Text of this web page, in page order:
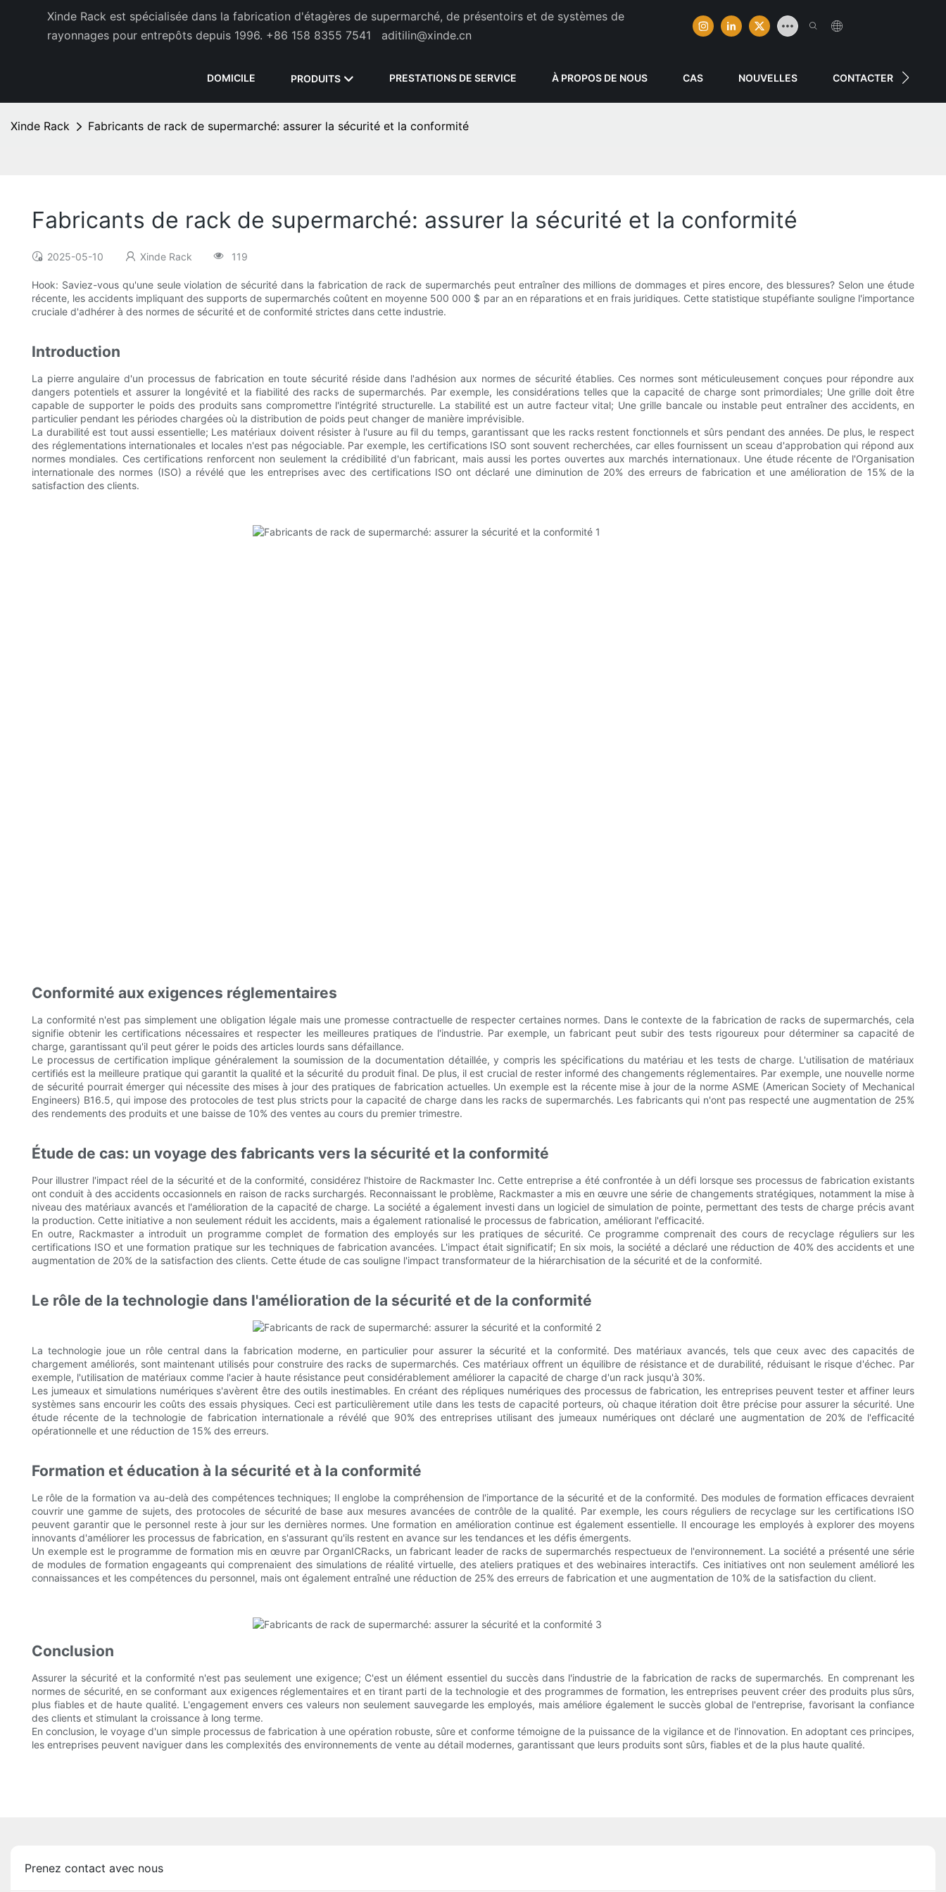
Xinde Rack est spécialisée dans la fabrication d'étagères de supermarché, de présentoirs et de systèmes de
rayonnages pour entrepôts depuis 1996. +86 158 8355 7541 aditilin@xinde.cn
DOMICILE PRODUITS PRESTATIONS DE SERVICE À PROPOS DE NOUS CAS NOUVELLES CONTACTER
Xinde Rack Fabricants de rack de supermarché: assurer la sécurité et la conformité
Fabricants de rack de supermarché: assurer la sécurité et la conformité
2025-05-10 Xinde Rack 119
Hook: Saviez-vous qu'une seule violation de sécurité dans la fabrication de rack de supermarchés peut entraîner des millions de dommages et pires encore, des blessures? Selon une étude
récente, les accidents impliquant des supports de supermarchés coûtent en moyenne 500 000 $ par an en réparations et en frais juridiques. Cette statistique stupéfiante souligne l'importance
cruciale d'adhérer à des normes de sécurité et de conformité strictes dans cette industrie.
Introduction
La pierre angulaire d'un processus de fabrication en toute sécurité réside dans l'adhésion aux normes de sécurité établies. Ces normes sont méticuleusement conçues pour répondre aux
dangers potentiels et assurer la longévité et la fiabilité des racks de supermarchés. Par exemple, les considérations telles que la capacité de charge sont primordiales; Une grille doit être
capable de supporter le poids des produits sans compromettre l'intégrité structurelle. La stabilité est un autre facteur vital; Une grille bancale ou instable peut entraîner des accidents, en
particulier pendant les périodes chargées où la distribution de poids peut changer de manière imprévisible.
La durabilité est tout aussi essentielle; Les matériaux doivent résister à l'usure au fil du temps, garantissant que les racks restent fonctionnels et sûrs pendant des années. De plus, le respect
des réglementations internationales et locales n'est pas négociable. Par exemple, les certifications ISO sont souvent recherchées, car elles fournissent un sceau d'approbation qui répond aux
normes mondiales. Ces certifications renforcent non seulement la crédibilité d'un fabricant, mais aussi les portes ouvertes aux marchés internationaux. Une étude récente de l'Organisation
internationale des normes (ISO) a révélé que les entreprises avec des certifications ISO ont déclaré une diminution de 20% des erreurs de fabrication et une amélioration de 15% de la
satisfaction des clients.
Conformité aux exigences réglementaires
La conformité n'est pas simplement une obligation légale mais une promesse contractuelle de respecter certaines normes. Dans le contexte de la fabrication de racks de supermarchés, cela
signifie obtenir les certifications nécessaires et respecter les meilleures pratiques de l'industrie. Par exemple, un fabricant peut subir des tests rigoureux pour déterminer sa capacité de
charge, garantissant qu'il peut gérer le poids des articles lourds sans défaillance.
Le processus de certification implique généralement la soumission de la documentation détaillée, y compris les spécifications du matériau et les tests de charge. L'utilisation de matériaux
certifiés est la meilleure pratique qui garantit la qualité et la sécurité du produit final. De plus, il est crucial de rester informé des changements réglementaires. Par exemple, une nouvelle norme
de sécurité pourrait émerger qui nécessite des mises à jour des pratiques de fabrication actuelles. Un exemple est la récente mise à jour de la norme ASME (American Society of Mechanical
Engineers) B16.5, qui impose des protocoles de test plus stricts pour la capacité de charge dans les racks de supermarchés. Les fabricants qui n'ont pas respecté une augmentation de 25%
des rendements des produits et une baisse de 10% des ventes au cours du premier trimestre.
Étude de cas: un voyage des fabricants vers la sécurité et la conformité
Pour illustrer l'impact réel de la sécurité et de la conformité, considérez l'histoire de Rackmaster Inc. Cette entreprise a été confrontée à un défi lorsque ses processus de fabrication existants
ont conduit à des accidents occasionnels en raison de racks surchargés. Reconnaissant le problème, Rackmaster a mis en œuvre une série de changements stratégiques, notamment la mise à
niveau des matériaux avancés et l'amélioration de la capacité de charge. La société a également investi dans un logiciel de simulation de pointe, permettant des tests de charge précis avant
la production. Cette initiative a non seulement réduit les accidents, mais a également rationalisé le processus de fabrication, améliorant l'efficacité.
En outre, Rackmaster a introduit un programme complet de formation des employés sur les pratiques de sécurité. Ce programme comprenait des cours de recyclage réguliers sur les
certifications ISO et une formation pratique sur les techniques de fabrication avancées. L'impact était significatif; En six mois, la société a déclaré une réduction de 40% des accidents et une
augmentation de 20% de la satisfaction des clients. Cette étude de cas souligne l'impact transformateur de la hiérarchisation de la sécurité et de la conformité.
Le rôle de la technologie dans l'amélioration de la sécurité et de la conformité
La technologie joue un rôle central dans la fabrication moderne, en particulier pour assurer la sécurité et la conformité. Des matériaux avancés, tels que ceux avec des capacités de
chargement améliorés, sont maintenant utilisés pour construire des racks de supermarchés. Ces matériaux offrent un équilibre de résistance et de durabilité, réduisant le risque d'échec. Par
exemple, l'utilisation de matériaux comme l'acier à haute résistance peut considérablement améliorer la capacité de charge d'un rack jusqu'à 30%.
Les jumeaux et simulations numériques s'avèrent être des outils inestimables. En créant des répliques numériques des processus de fabrication, les entreprises peuvent tester et affiner leurs
systèmes sans encourir les coûts des essais physiques. Ceci est particulièrement utile dans les tests de capacité porteurs, où chaque itération doit être précise pour assurer la sécurité. Une
étude récente de la technologie de fabrication internationale a révélé que 90% des entreprises utilisant des jumeaux numériques ont déclaré une augmentation de 20% de l'efficacité
opérationnelle et une réduction de 15% des erreurs.
Formation et éducation à la sécurité et à la conformité
Le rôle de la formation va au-delà des compétences techniques; Il englobe la compréhension de l'importance de la sécurité et de la conformité. Des modules de formation efficaces devraient
couvrir une gamme de sujets, des protocoles de sécurité de base aux mesures avancées de contrôle de la qualité. Par exemple, les cours réguliers de recyclage sur les certifications ISO
peuvent garantir que le personnel reste à jour sur les dernières normes. Une formation en amélioration continue est également essentielle. Il encourage les employés à explorer des moyens
innovants d'améliorer les processus de fabrication, en s'assurant qu'ils restent en avance sur les tendances et les défis émergents.
Un exemple est le programme de formation mis en œuvre par OrganICRacks, un fabricant leader de racks de supermarchés respectueux de l'environnement. La société a présenté une série
de modules de formation engageants qui comprenaient des simulations de réalité virtuelle, des ateliers pratiques et des webinaires interactifs. Ces initiatives ont non seulement amélioré les
connaissances et les compétences du personnel, mais ont également entraîné une réduction de 25% des erreurs de fabrication et une augmentation de 10% de la satisfaction du client.
Conclusion
Assurer la sécurité et la conformité n'est pas seulement une exigence; C'est un élément essentiel du succès dans l'industrie de la fabrication de racks de supermarchés. En comprenant les
normes de sécurité, en se conformant aux exigences réglementaires et en tirant parti de la technologie et des programmes de formation, les entreprises peuvent créer des produits plus sûrs,
plus fiables et de haute qualité. L'engagement envers ces valeurs non seulement sauvegarde les employés, mais améliore également le succès global de l'entreprise, favorisant la confiance
des clients et stimulant la croissance à long terme.
En conclusion, le voyage d'un simple processus de fabrication à une opération robuste, sûre et conforme témoigne de la puissance de la vigilance et de l'innovation. En adoptant ces principes,
les entreprises peuvent naviguer dans les complexités des environnements de vente au détail modernes, garantissant que leurs produits sont sûrs, fiables et de la plus haute qualité.
Prenez contact avec nous